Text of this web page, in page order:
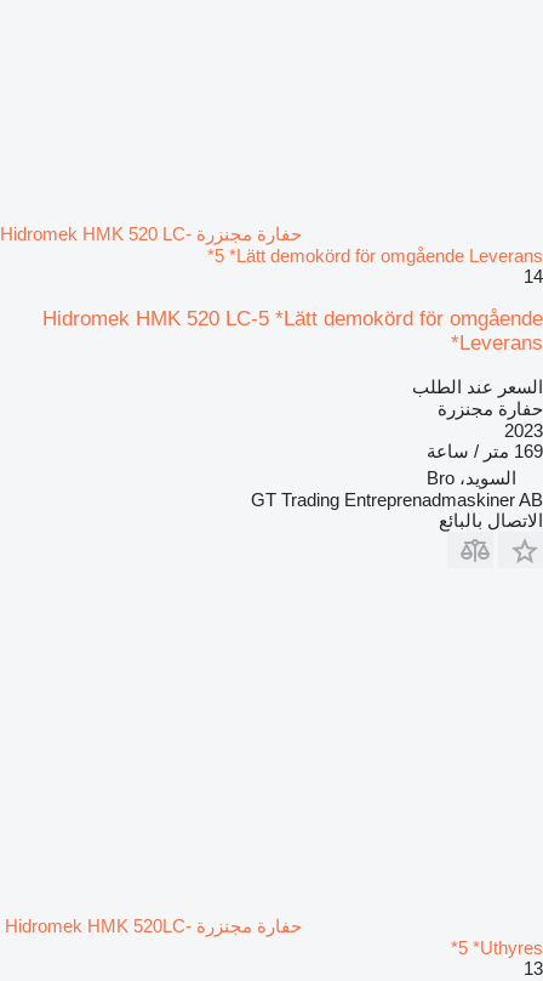
حفارة مجنزرة Hidromek HMK 520 LC-
5 *Lätt demokörd för omgående Leverans*
14
Hidromek HMK 520 LC-5 *Lätt demokörd för omgående
Leverans*
السعر عند الطلب
حفارة مجنزرة
2023
169 متر / ساعة
السويد، Bro
GT Trading Entreprenadmaskiner AB
الاتصال بالبائع
حفارة مجنزرة Hidromek HMK 520LC-
5 *Uthyres*
13